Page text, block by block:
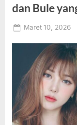
dan Bule
Posted
Maret 10, 2026